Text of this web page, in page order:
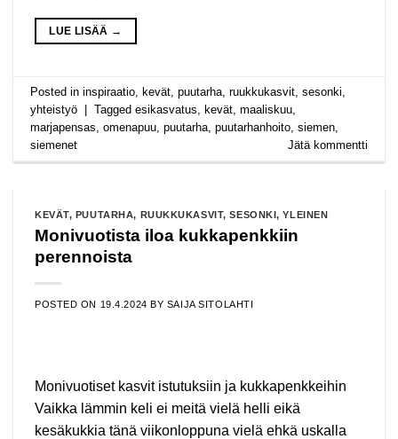
LUE LISÄÄ →
Posted ininspiraatio ,kevät ,puutarha ,ruukkukasvit ,sesonki
yhteistyö | Taggedesikasvatus ,kevät ,maaliskuu
marjapensas ,omenapuu ,puutarha ,puutarhanhoito ,siemen
siemenet
Jätä kommentti
KEVÄT, PUUTARHA, RUUKKUKASVIT,SESONKI,YLEINEN
Monivuotista iloa kukkapenkkiin
perennoista
POSTED ON 19.4.2024 BY SAIJA SITOLAHTI
Monivuotiset kasvit istutuksiin ja kukkapenkkeihin
Vaikka lämmin keli ei meitä vielä helli eikä
kesäkukkia tänä viikonloppuna vielä ehkä uskalla